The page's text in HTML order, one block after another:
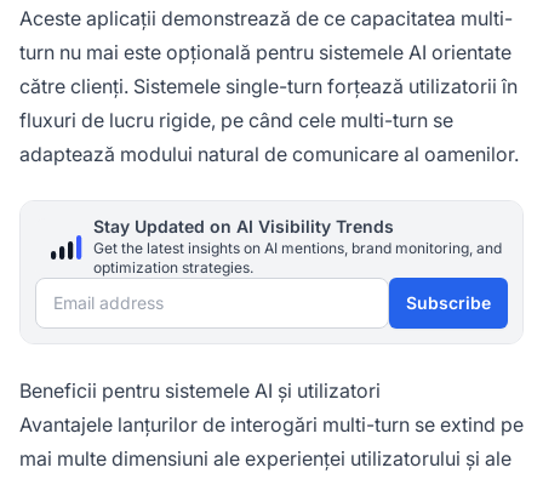
Aceste aplicații demonstrează de ce capacitatea multi-
turn nu mai este opțională pentru sistemele AI orientate
către clienți. Sistemele single-turn forțează utilizatorii în
fluxuri de lucru rigide, pe când cele multi-turn se
adaptează modului natural de comunicare al oamenilor.
Stay Updated on AI Visibility Trends
Get the latest insights on AI mentions, brand monitoring, and
optimization strategies.
Email address Subscribe
Beneficii pentru sistemele AI și utilizatori
Avantajele lanțurilor de interogări multi-turn se extind pe
mai multe dimensiuni ale experienței utilizatorului și ale